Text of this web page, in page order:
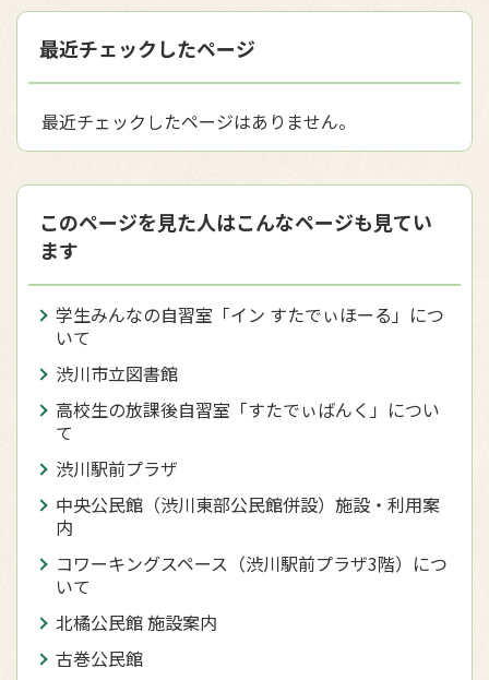
最近チェックしたページ
最近チェックしたページはありません。
このページを見た人はこんなページも見てい
ます
学生みんなの自習室「イン すたでぃほーる」につ
いて
渋川市立図書館
高校生の放課後自習室「すたでぃばんく」につい
て
渋川駅前プラザ
中央公民館（渋川東部公民館併設）施設・利用案
内
コワーキングスペース（渋川駅前プラザ3階）につ
いて
北橘公民館 施設案内
古巻公民館